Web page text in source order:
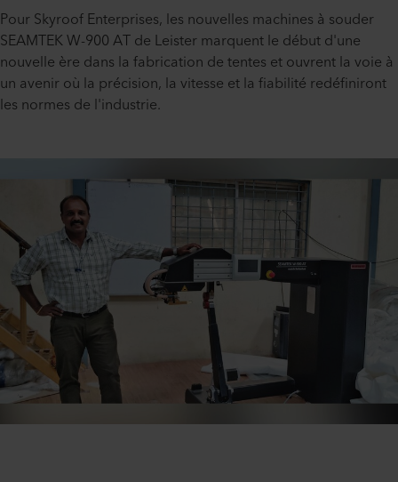
Pour Skyroof Enterprises, les nouvelles machines à souder
SEAMTEK W-900 AT de Leister marquent le début d'une
nouvelle ère dans la fabrication de tentes et ouvrent la voie à
un avenir où la précision, la vitesse et la fiabilité redéfiniront
les normes de l'industrie.